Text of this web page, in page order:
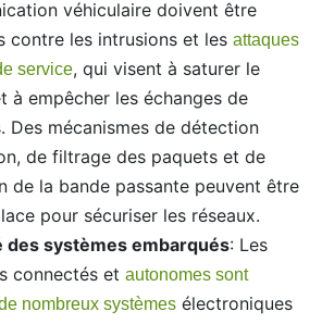
véhiculaire doivent être
contre les intrusions et lesattaques
service, qui visent à saturer le
à empêcher les échanges de
Des mécanismes de détection
de filtrage des paquets et de
de la bande passante peuvent être
pour sécuriser les réseaux.
des systèmes embarqués: Les
connectés etautonomes sont
nombreux systèmes électroniques